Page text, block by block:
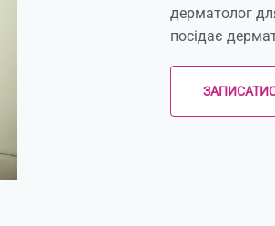
дерматолог
посідає